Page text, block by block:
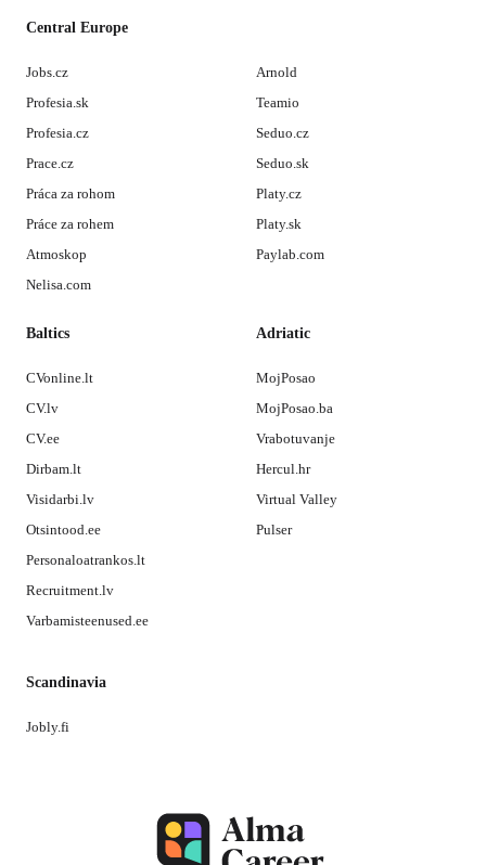
Central Europe
Jobs.cz
Profesia.sk
Profesia.cz
Prace.cz
Práca za rohom
Práce za rohem
Atmoskop
Nelisa.com
Arnold
Teamio
Seduo.cz
Seduo.sk
Platy.cz
Platy.sk
Paylab.com
Baltics
CVonline.lt
CV.lv
CV.ee
Dirbam.lt
Visidarbi.lv
Otsintood.ee
Personaloatrankos.lt
Recruitment.lv
Varbamisteenused.ee
Adriatic
MojPosao
MojPosao.ba
Vrabotuvanje
Hercul.hr
Virtual Valley
Pulser
Scandinavia
Jobly.fi